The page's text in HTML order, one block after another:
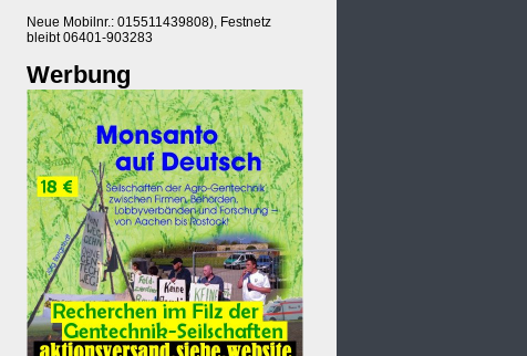
Neue Mobilnr.: 015511439808), Festnetz
bleibt 06401-903283
Werbung